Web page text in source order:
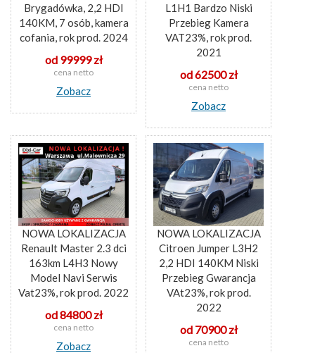
Brygadówka, 2,2 HDI
140KM, 7 osób, kamera
cofania, rok prod. 2024
od 99999 zł
cena netto
Zobacz
L1H1 Bardzo Niski
Przebieg Kamera
VAT23%, rok prod.
2021
od 62500 zł
cena netto
Zobacz
NOWA LOKALIZACJA
Renault Master 2.3 dci
163km L4H3 Nowy
Model Navi Serwis
Vat23%, rok prod. 2022
od 84800 zł
cena netto
Zobacz
NOWA LOKALIZACJA
Citroen Jumper L3H2
2,2 HDI 140KM Niski
Przebieg Gwarancja
VAt23%, rok prod.
2022
od 70900 zł
cena netto